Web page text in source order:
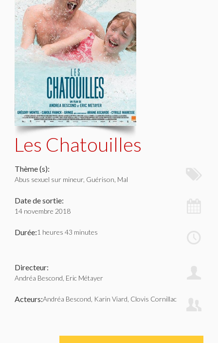
Les Chatouilles
Thème (s):
Abus sexuel sur mineur, Guérison, Mal
Date de sortie:
14 novembre 2018
Durée:1 heures 43 minutes
Directeur:
Andréa Bescond, Eric Métayer
Acteurs:Andréa Bescond, Karin Viard, Clovis Cornillac